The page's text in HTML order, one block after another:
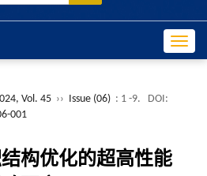
Vol. 45 ›› Issue (06) : 1 -9.
DOI:
001
构优化的超高性能